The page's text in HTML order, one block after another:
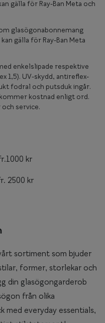
gälla för Ray-Ban Meta och
glasögonabonnemang
gälla för Ray-Ban Meta
enkelslipade respektive
1,5). UV-skydd, antireflex-
fodral och putsduk ingår.
kostnad enligt ord.
service.
kr
2500 kr
sortiment som bjuder
former, storlekar och
din glasögongarderob
från olika
med everyday essentials,